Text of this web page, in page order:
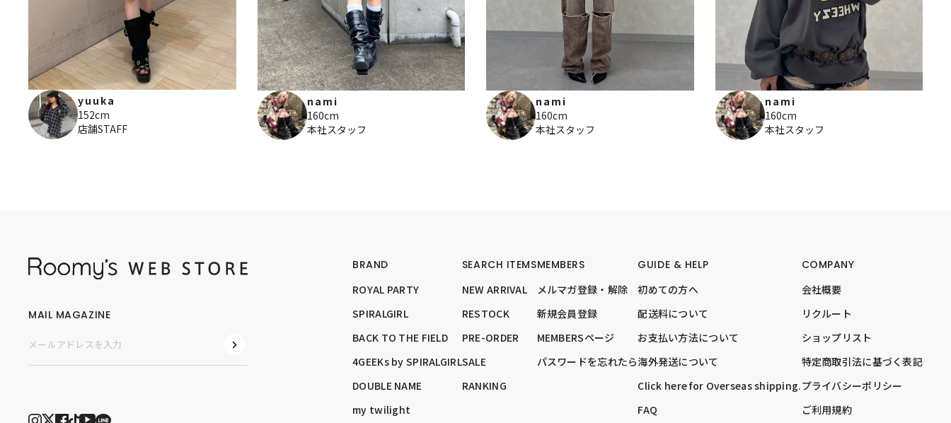
yuuka
152cm
店舗STAFF
nami
160cm
本社スタッフ
nami
160cm
本社スタッフ
nami
160cm
本社スタッフ
BRAND
ROYAL PARTY
SPIRALGIRL
BACK TO THE FIELD
4GEEKs by SPIRALGIRL
DOUBLE NAME
my twilight
SEARCH ITEMS
NEW ARRIVAL
RESTOCK
PRE-ORDER
SALE
RANKING
MEMBERS
メルマガ登録・解除
新規会員登録
MEMBERSページ
パスワードを忘れたら
GUIDE & HELP
初めての方へ
配送料について
お支払い方法について
海外発送について
Click here for Overseas shipping.
FAQ
COMPANY
会社概要
リクルート
ショップリスト
特定商取引法に基づく表記
プライバシーポリシー
ご利用規約
MAIL MAGAZINE